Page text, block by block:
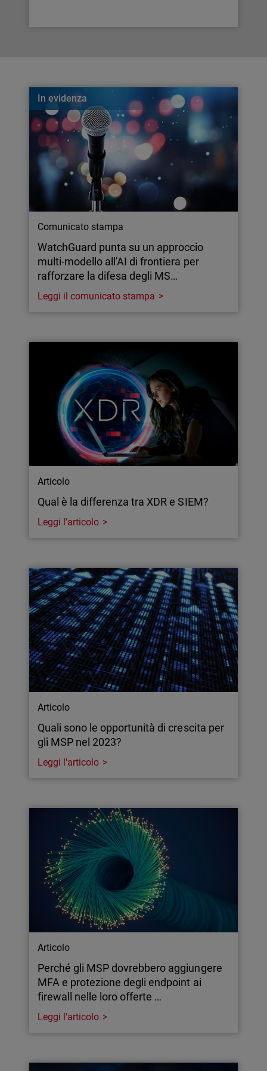
In evidenza
Comunicato stampa
WatchGuard punta su un approccio
multi-modello all'AI di frontiera per
rafforzare la difesa degli MS…
Leggi il comunicato stampa
Articolo
Qual è la differenza tra XDR e SIEM?
Leggi l'articolo
Articolo
Quali sono le opportunità di crescita per
gli MSP nel 2023?
Leggi l'articolo
Articolo
Perché gli MSP dovrebbero aggiungere
MFA e protezione degli endpoint ai
firewall nelle loro offerte …
Leggi l'articolo